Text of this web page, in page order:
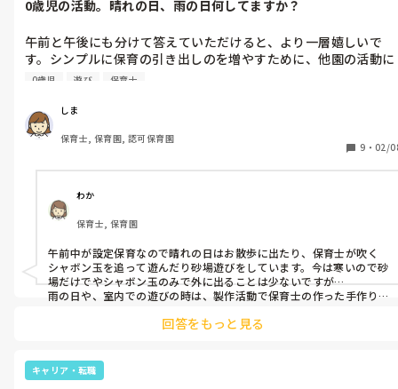
0歳児の活動。晴れの日、雨の日何してますか？
午前と午後にも分けて答えていただけると、より一層嬉しいで
す。シンプルに保育の引き出しのを増やすために、他園の活動に
興味があります。その園の文化みたいなものもあると思うので、
0歳児 遊び 保育士
しま
保育士, 保育園, 認可保育園
9 ・ 02/
わか
保育士, 保育園
午前中が設定保育なので晴れの日はお散歩に出たり、保育士が吹く
シャボン玉を追って遊んだり砂場遊びをしています。今は寒いので砂
場だけでやシャボン玉のみで外に出ることは少ないですが…
雨の日や、室内での遊びの時は、製作活動で保育士の作った手作り
てたり、絵の具や片栗粉年度、寒天遊び…などなどです。
す。最近はおままごとが出来る様になってきて楽しそうに遊んでいま
す。
回答をもっと見る
キャリア・転職